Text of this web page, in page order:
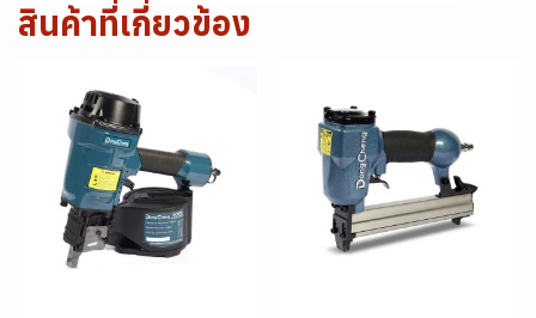
สินค้าที่เกี่ยวข้อง